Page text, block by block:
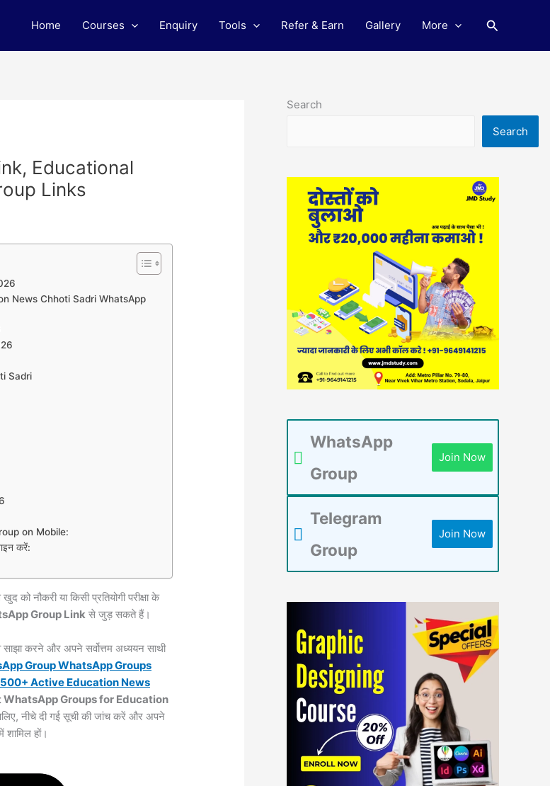
Home Courses Enquiry Tools Refer & Earn Gallery More Search
Educational
Links
News Chhoti Sadri WhatsApp
Sadri
on Mobile:
करें:
को नौकरी या किसी प्रतियोगी परीक्षा के
Group Link से जुड़ सकते हैं।
करने और अपने सर्वोत्तम अध्ययन साथी
Group WhatsApp Groups
500+ Active Education News
Groups for Education
नीचे दी गई सूची की जांच करें और अपने
शामिल हों।
Search
Search
WhatsApp
Group
Join Now
Telegram
Group
Join Now